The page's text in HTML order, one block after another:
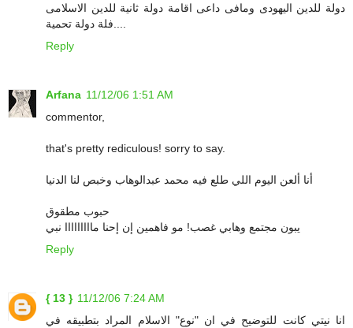
دولة للدين اليهودى ومافى داعى اقامة دولة ثانية للدين الاسلامى
Reply
Arfana 11/12/06 1:51 AM
commentor,
that's pretty rediculous! sorry to say.
أنا ألعن اليوم اللي طلع فيه محمد عبدالوهاب وخبص لنا الدنيا
حبوب مطقوق
يبون مجتمع وهابي غصب! مو فاهمين إن إحنا مااااااااا نبي
Reply
{ 13 } 11/12/06 7:24 AM
انا نيتي كانت للتوضيح في ان "نوع" الاسلام المراد بتطبيقه في